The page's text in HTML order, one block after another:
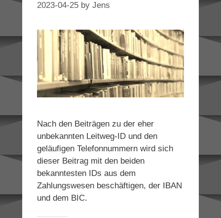
2023-04-25 by Jens
Nach den Beiträgen zu der eher
unbekannten Leitweg-ID und den
geläufigen Telefonnummern wird sich
dieser Beitrag mit den beiden
bekanntesten IDs aus dem
Zahlungswesen beschäftigen, der IBAN
und dem BIC.